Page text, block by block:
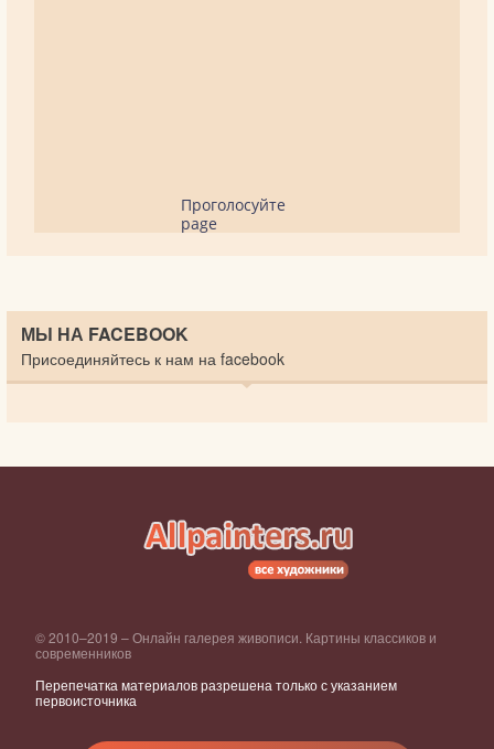
Проголосуйте
page
МЫ НА FACEBOOK
Присоединяйтесь к нам на facebook
© 2010–2019 – Онлайн галерея живописи. Картины классиков и
современников
Перепечатка материалов разрешена только с указанием
первоисточника